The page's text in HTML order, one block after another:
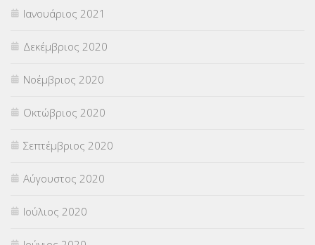
Ιανουάριος 2021
Δεκέμβριος 2020
Νοέμβριος 2020
Οκτώβριος 2020
Σεπτέμβριος 2020
Αύγουστος 2020
Ιούλιος 2020